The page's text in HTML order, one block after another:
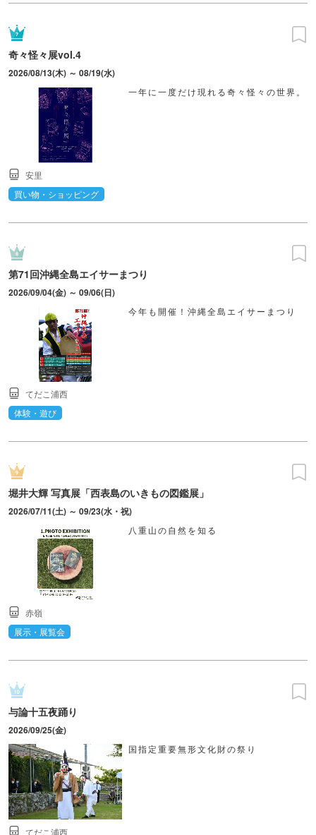
奇々怪々展vol.4
2026/08/13(木) ～ 08/19(水)
一年に一度だけ現れる奇々怪々の世界。
安里
買い物・ショッピング
第71回沖縄全島エイサーまつり
2026/09/04(金) ～ 09/06(日)
今年も開催！沖縄全島エイサーまつり
てだこ浦西
体験・遊び
堀井大輝 写真展「西表島のいきもの図鑑展」
2026/07/11(土) ～ 09/23(水・祝)
八重山の自然を知る
赤嶺
展示・展覧会
与論十五夜踊り
2026/09/25(金)
国指定重要無形文化財の祭り
てだこ浦西